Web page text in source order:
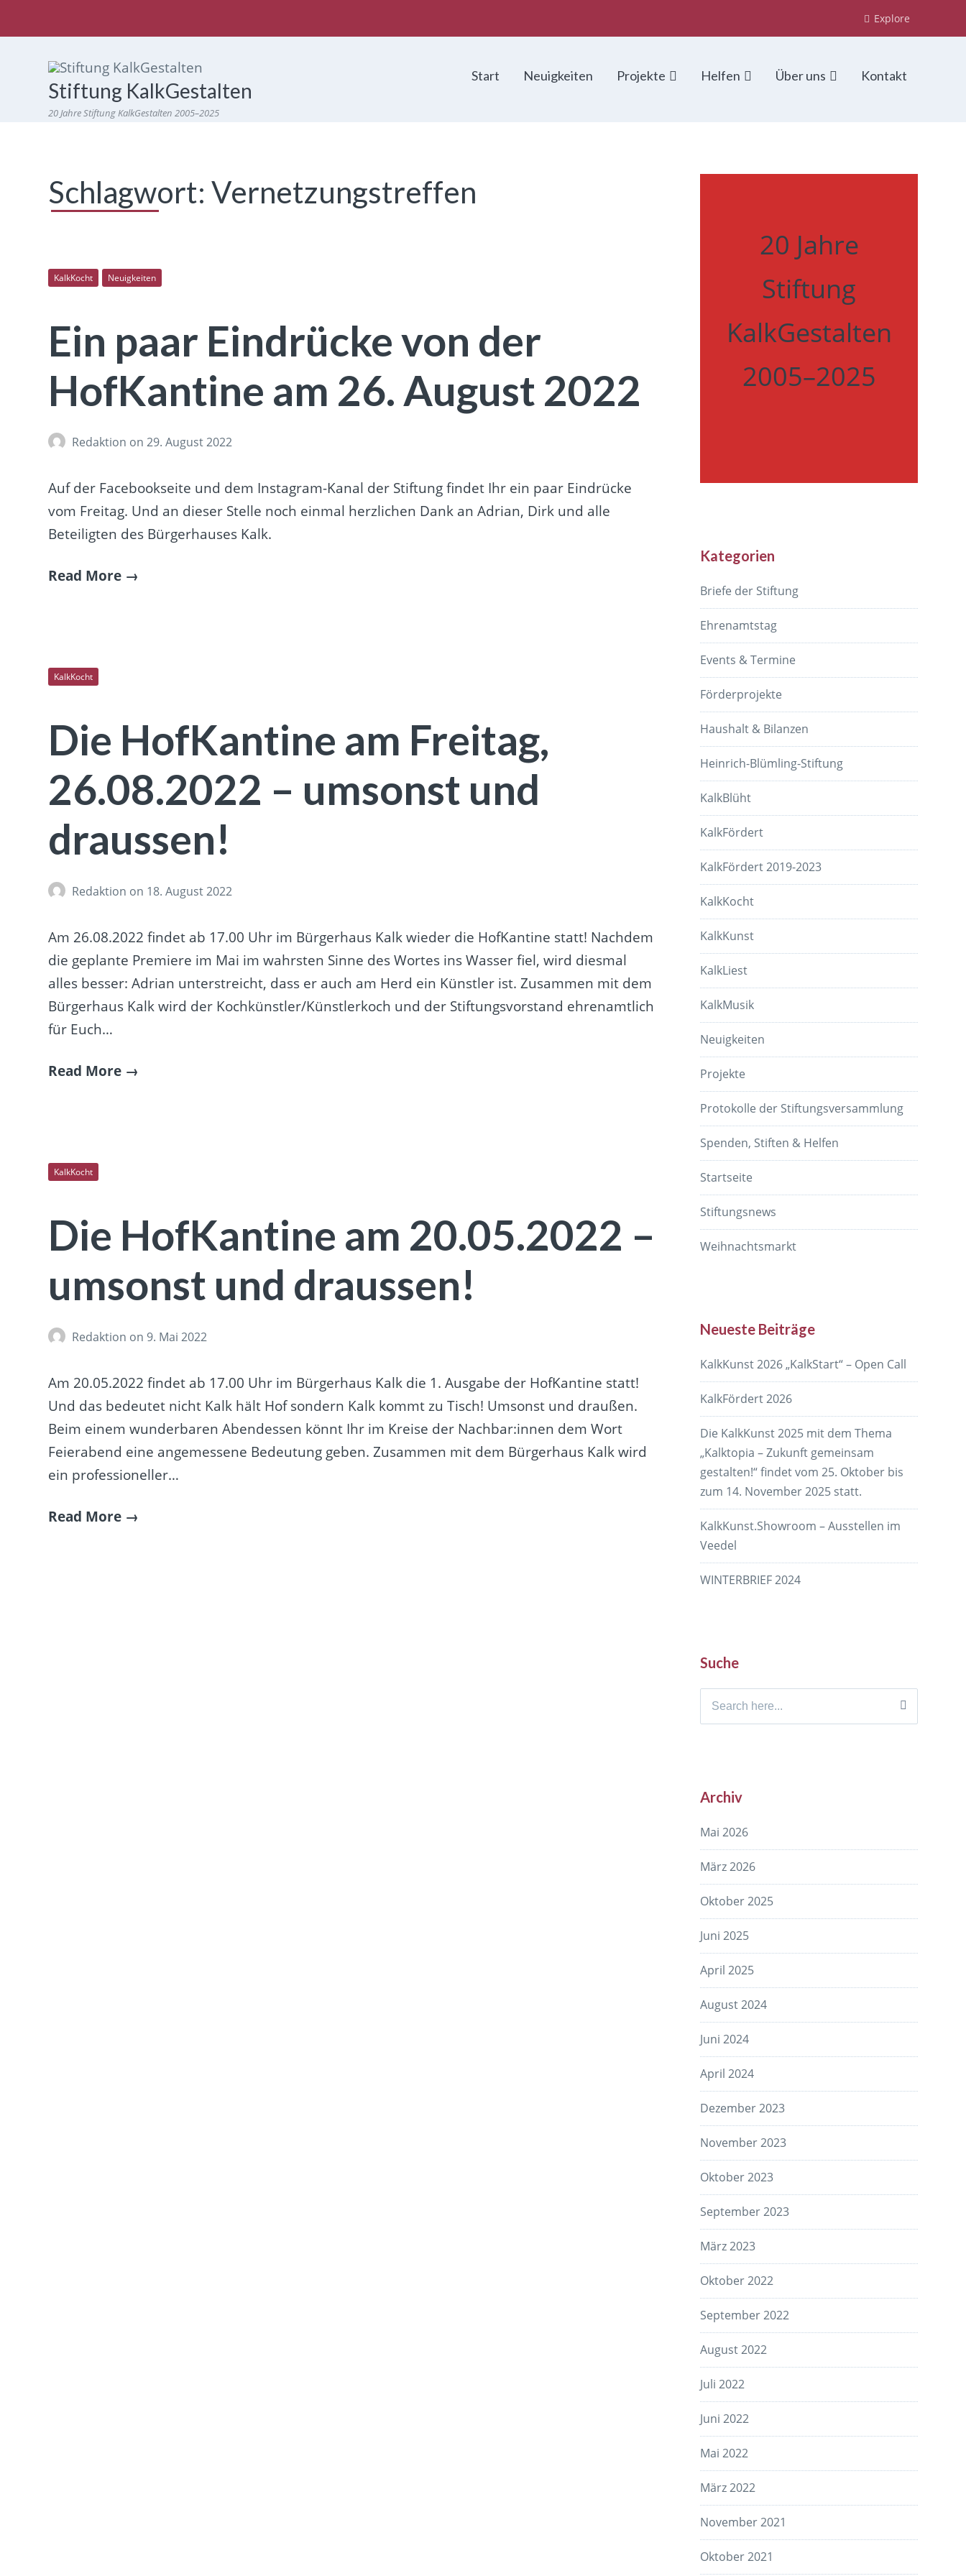
Explore
Stiftung KalkGestalten
20 Jahre Stiftung KalkGestalten 2005–2025
Start Neuigkeiten Projekte Helfen Über uns Kontakt
Schlagwort:Vernetzungstreffen
KalkKocht Neuigkeiten
Ein paar Eindrücke von der
HofKantine am 26. August 2022
Redaktion on 29. August 2022
Auf der Facebookseite und dem Instagram-Kanal der Stiftung findet Ihr ein paar Eindrücke
vom Freitag. Und an dieser Stelle noch einmal herzlichen Dank an Adrian, Dirk und alle
Beteiligten des Bürgerhauses Kalk.
Read More
KalkKocht
Die HofKantine am Freitag,
26.08.2022 – umsonst und
draussen!
Redaktion on 18. August 2022
Am 26.08.2022 findet ab 17.00 Uhr im Bürgerhaus Kalk wieder die HofKantine statt! Nachdem
die geplante Premiere im Mai im wahrsten Sinne des Wortes ins Wasser fiel, wird diesmal
alles besser: Adrian unterstreicht, dass er auch am Herd ein Künstler ist. Zusammen mit dem
Bürgerhaus Kalk wird der Kochkünstler/Künstlerkoch und der Stiftungsvorstand ehrenamtlich
für Euch…
Read More
KalkKocht
Die HofKantine am 20.05.2022 –
umsonst und draussen!
Redaktion on 9. Mai 2022
Am 20.05.2022 findet ab 17.00 Uhr im Bürgerhaus Kalk die 1. Ausgabe der HofKantine statt!
Und das bedeutet nicht Kalk hält Hof sondern Kalk kommt zu Tisch! Umsonst und draußen.
Beim einem wunderbaren Abendessen könnt Ihr im Kreise der Nachbar:innen dem Wort
Feierabend eine angemessene Bedeutung geben. Zusammen mit dem Bürgerhaus Kalk wird
ein professioneller…
Read More
20 Jahre
Stiftung
KalkGestalten
2005–2025
Kategorien
Briefe der Stiftung
Ehrenamtstag
Events & Termine
Förderprojekte
Haushalt & Bilanzen
Heinrich-Blümling-Stiftung
KalkBlüht
KalkFördert
KalkFördert 2019-2023
KalkKocht
KalkKunst
KalkLiest
KalkMusik
Neuigkeiten
Projekte
Protokolle der Stiftungsversammlung
Spenden, Stiften & Helfen
Startseite
Stiftungsnews
Weihnachtsmarkt
Neueste Beiträge
KalkKunst 2026 „KalkStart“ – Open Call
KalkFördert 2026
Die KalkKunst 2025 mit dem Thema
„Kalktopia – Zukunft gemeinsam
gestalten!“ findet vom 25. Oktober bis
zum 14. November 2025 statt.
KalkKunst.Showroom – Ausstellen im
Veedel
WINTERBRIEF 2024
Suche
Search
Archiv
Mai 2026
März 2026
Oktober 2025
Juni 2025
April 2025
August 2024
Juni 2024
April 2024
Dezember 2023
November 2023
Oktober 2023
September 2023
März 2023
Oktober 2022
September 2022
August 2022
Juli 2022
Juni 2022
Mai 2022
März 2022
November 2021
Oktober 2021